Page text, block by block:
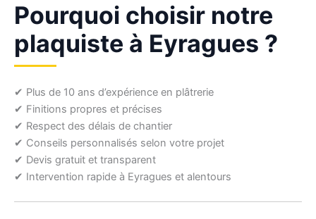
Pourquoi choisir notre
plaquiste à Eyragues ?
✔ Plus de 10 ans d’expérience en plâtrerie
✔ Finitions propres et précises
✔ Respect des délais de chantier
✔ Conseils personnalisés selon votre projet
✔ Devis gratuit et transparent
✔ Intervention rapide à Eyragues et alentours